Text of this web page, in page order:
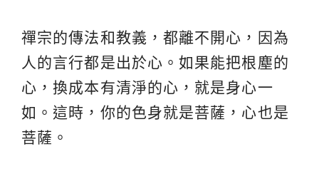
禪宗的傳法和教義，都離不開心，因為
人的言行都是出於心。如果能把根塵的
心，換成本有清淨的心，就是身心一
如。這時，你的色身就是菩薩，心也是
菩薩。